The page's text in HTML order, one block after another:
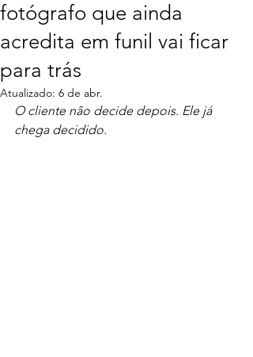
fotógrafo que ainda
acredita em funil vai ficar
para trás
Atualizado: 6 de abr.
O cliente não decide depois. Ele já
chega decidido.